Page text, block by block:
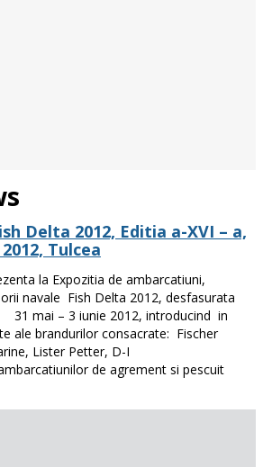
Delta 2012, Editia a-XVI – a,
Tulcea
la Expozitia de ambarcatiuni,
navale Fish Delta 2012, desfasurata
31 mai – 3 iunie 2012, introducind in
ale brandurilor consacrate: Fischer
Lister Petter, D-I
de agrement si pescuit